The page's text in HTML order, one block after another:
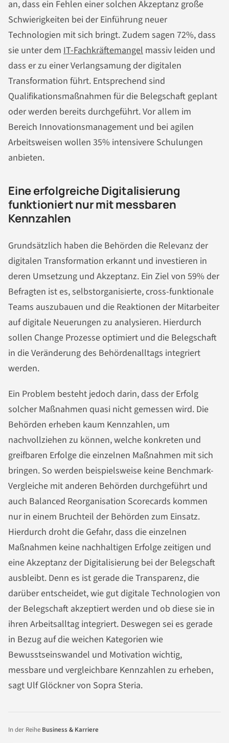
an, dass ein Fehlen einer solchen Akzeptanz große
Schwierigkeiten bei der Einführung neuer
Technologien mit sich bringt. Zudem sagen 72%, dass
sie unter dem IT-Fachkräftemangel massiv leiden und
dass er zu einer Verlangsamung der digitalen
Transformation führt. Entsprechend sind
Qualifikationsmaßnahmen für die Belegschaft geplant
oder werden bereits durchgeführt. Vor allem im
Bereich Innovationsmanagement und bei agilen
Arbeitsweisen wollen 35% intensivere Schulungen
anbieten.
Eine erfolgreiche Digitalisierung
funktioniert nur mit messbaren
Kennzahlen
Grundsätzlich haben die Behörden die Relevanz der
digitalen Transformation erkannt und investieren in
deren Umsetzung und Akzeptanz. Ein Ziel von 59% der
Befragten ist es, selbstorganisierte, cross-funktionale
Teams auszubauen und die Reaktionen der Mitarbeiter
auf digitale Neuerungen zu analysieren. Hierdurch
sollen Change Prozesse optimiert und die Belegschaft
in die Veränderung des Behördenalltags integriert
werden.
Ein Problem besteht jedoch darin, dass der Erfolg
solcher Maßnahmen quasi nicht gemessen wird. Die
Behörden erheben kaum Kennzahlen, um
nachvollziehen zu können, welche konkreten und
greifbaren Erfolge die einzelnen Maßnahmen mit sich
bringen. So werden beispielsweise keine Benchmark-
Vergleiche mit anderen Behörden durchgeführt und
auch Balanced Reorganisation Scorecards kommen
nur in einem Bruchteil der Behörden zum Einsatz.
Hierdurch droht die Gefahr, dass die einzelnen
Maßnahmen keine nachhaltigen Erfolge zeitigen und
eine Akzeptanz der Digitalisierung bei der Belegschaft
ausbleibt. Denn es ist gerade die Transparenz, die
darüber entscheidet, wie gut digitale Technologien von
der Belegschaft akzeptiert werden und ob diese sie in
ihren Arbeitsalltag integriert. Deswegen sei es gerade
in Bezug auf die weichen Kategorien wie
Bewusstseinswandel und Motivation wichtig,
messbare und vergleichbare Kennzahlen zu erheben,
sagt Ulf Glöckner von Sopra Steria.
In der Reihe Business & Karriere